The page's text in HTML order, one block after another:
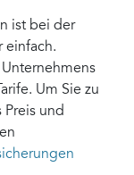
ist bei der
einfach.
Um Sie zu
und